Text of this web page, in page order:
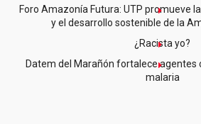
Foro Amazonía Futura: UTP promueve
y el desarrollo sostenible de la
¿Racista yo?
Datem del Marañón fortalece agentes
malaria